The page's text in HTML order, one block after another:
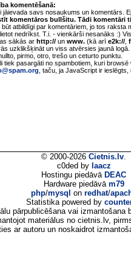
komentēšanā:
jāievada savs nosaukums un komentārs.
komentāros bullšitu. Tādi komentāri
atbildīgi par komentāriem, jo tos raksta
nedrīkst. T.i. - vienkārši nesanāks :)
sākās ar http:// un www. (kā arī e2k://
uzklikšķināt un viss atvērsies jaunā logā.
pirmo, otro, trešo un ceturto punktu.
tiek pasargāti no spambotiem, kuri
, taču, ja JavaScript ir
© 2000-2026 Cietnis.lv.
c0ded by laacz
Hostingu piedāvā DEAC
Hardware piedāvā m79
php/mysql on redhat/
Statistika powered by
pārpublicēšana vai izmantošana
materiālus no cietnis.lv,
ar autoru un noskaidrot